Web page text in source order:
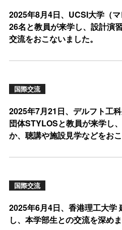
2025年8月4日、UCSI大学（
26名と教員が来学し、設計演
交流をおこないました。
国際交流
2025年7月21日、デルフト工
団体STYLOSと教員が来学し
か、聴講や施設見学などをお
国際交流
2025年6月4日、香港理工大学
し、本学部生との交流を深めま